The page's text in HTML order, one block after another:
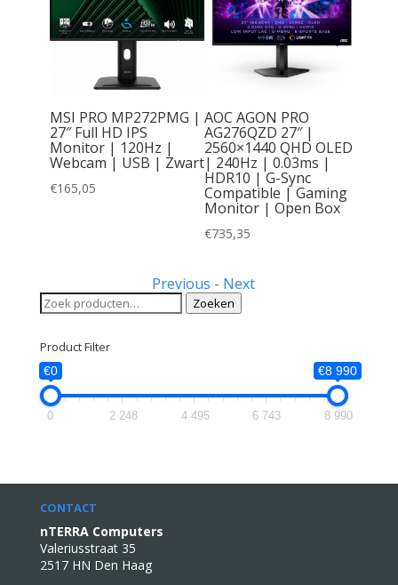
MSI PRO MP272PMG |
27″ Full HD IPS
Monitor | 120Hz |
Webcam | USB | Zwart
€165,05
AOC AGON PRO
AG276QZD 27″ |
2560×1440 QHD OLED
| 240Hz | 0.03ms |
HDR10 | G-Sync
Compatible | Gaming
Monitor | Open Box
€735,35
Previous - Next
Zoeken
naar:
Zoeken
Product Filter
€0 €8 990
0 2 248 4 495 6 743 8 990
CONTACT
nTERRA Computers
Valeriusstraat 35
2517 HN Den Haag